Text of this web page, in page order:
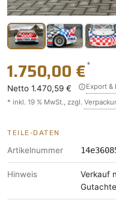
1.750,00 €*
Netto 1.470,59 €
Export &
* inkl. 19 % MwSt., zzgl.
TEILE-DATEN
Artikelnummer
Hinweis
Verkauf